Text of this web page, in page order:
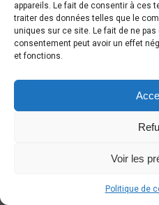
appareils. Le fait de consentir à ces
traiter des données telles que le
uniques sur ce site. Le fait de ne
consentement peut avoir un effet
et fonctions.
Voir les
Politique de